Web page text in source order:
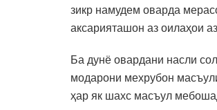
зикр намудем оварда
аксарияташон аз оилаҳои
Ба дунё овардани насли
модарони мехрубон
ҳар як шахс масъул